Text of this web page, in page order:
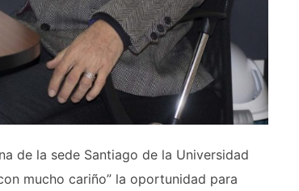
de la sede Santiago de la Universidad
mucho cariño” la oportunidad para